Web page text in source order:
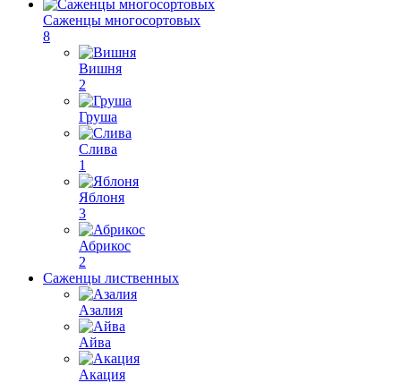
Саженцы многосортовых
8
Вишня
2
Груша
Слива
1
Яблоня
3
Абрикос
2
Саженцы лиственных
Азалия
Айва
Акация